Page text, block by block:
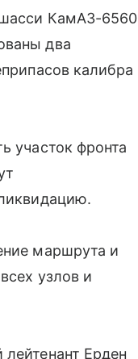
КамАЗ-6560
два
калибра
участок фронта
маршрута и
узлов и
Ерден